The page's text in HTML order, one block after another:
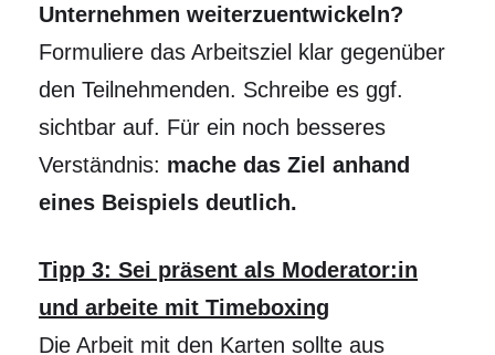
Unternehmen weiterzuentwickeln?
Formuliere das Arbeitsziel klar gegenüber
den Teilnehmenden. Schreibe es ggf.
sichtbar auf. Für ein noch besseres
Verständnis: mache das Ziel anhand
eines Beispiels deutlich.
Tipp 3: Sei präsent als Moderator:in
und arbeite mit Timeboxing
Die Arbeit mit den Karten sollte aus